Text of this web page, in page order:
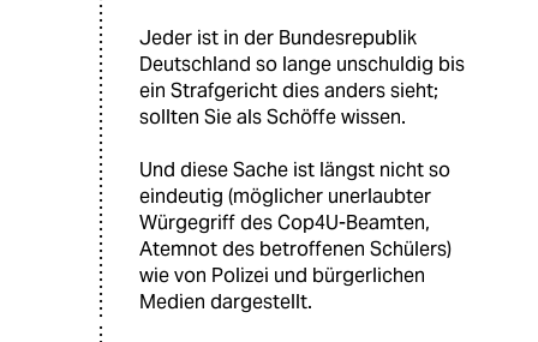
Jeder ist in der Bundesrepublik
Deutschland so lange unschuldig bis
ein Strafgericht dies anders sieht;
sollten Sie als Schöffe wissen.
Und diese Sache ist längst nicht so
eindeutig (möglicher unerlaubter
Würgegriff des Cop4U-Beamten,
Atemnot des betroffenen Schülers)
wie von Polizei und bürgerlichen
Medien dargestellt.